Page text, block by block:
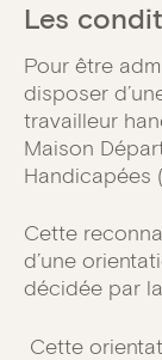
Les
Pour être
disposer
travailleur
Maison
Handicapées
Cette
d’une
décidée par
Cette